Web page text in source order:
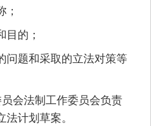
的；
题和采取的立法对策等
法制工作委员会负责
计划草案。